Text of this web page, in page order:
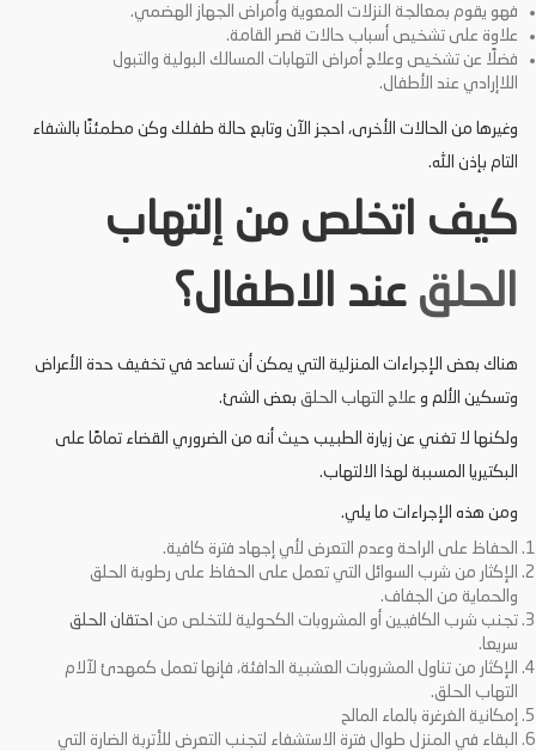
فهو يقوم بمعالجة النزلات المعوية وأمراض الجهاز الهضمي.
علاوة على تشخيص أسباب حالات قصر القامة.
فضلًا عن تشخيص وعلاج أمراض التهابات المسالك البولية والتبول
اللاإرادي عند الأطفال.
وغيرها من الحالات الأخرى، احجز الآن وتابع حالة طفلك وكن مطمئنًا بالشفاء
التام بإذن الله.
كيف اتخلص من إلتهاب
الحلق عند الاطفال؟
هناك بعض الإجراءات المنزلية التي يمكن أن تساعد في تخفيف حدة الأعراض
وتسكين الألم و علاج التهاب الحلق بعض الشئ.
ولكنها لا تغني عن زيارة الطبيب حيث أنه من الضروري القضاء تمامًا على
البكتيريا المسببة لهذا الالتهاب.
ومن هذه الإجراءات ما يلي.
الحفاظ على الراحة وعدم التعرض لأي إجهاد فترة كافية.
الإكثار من شرب السوائل التي تعمل على الحفاظ على رطوبة الحلق
والحماية من الجفاف.
تجنب شرب الكافيين أو المشروبات الكحولية للتخلص من احتقان الحلق
سريعا.
الإكثار من تناول المشروبات العشبية الدافئة، فإنها تعمل كمهدئ لآلام
التهاب الحلق.
إمكانية الغرغرة بالماء المالح
البقاء في المنزل طوال فترة الاستشفاء لتجنب التعرض للأتربة الضارة التي